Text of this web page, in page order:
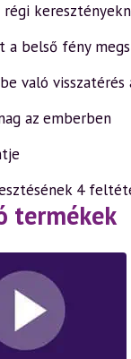
régi
a belső fény
való
az emberben
4
termékek